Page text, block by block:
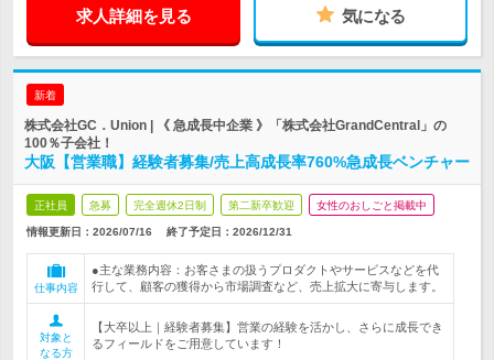
求人詳細を見る 気になる
新着
株式会社GC．Union | 《 急成長中企業 》「株式会社GrandCentral」の
100％子会社！
大阪【営業職】経験者募集/売上高成長率760%急成長ベンチャー
正社員 急募 完全週休2日制 第二新卒歓迎 女性のおしごと掲載中
情報更新日：2026/07/16 終了予定日： 2026/12/31
仕事内容
●主な業務内容：お客さまの扱うプロダクトやサービスなどを代
行して、顧客の獲得から市場調査など、売上拡大に寄与します。
対象と
なる方
【大卒以上｜経験者募集】営業の経験を活かし、さらに成長でき
るフィールドをご用意しています！